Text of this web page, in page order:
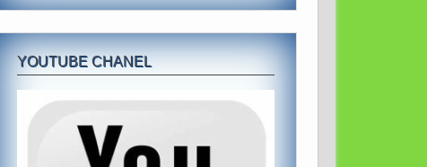
YOUTUBE CHANEL